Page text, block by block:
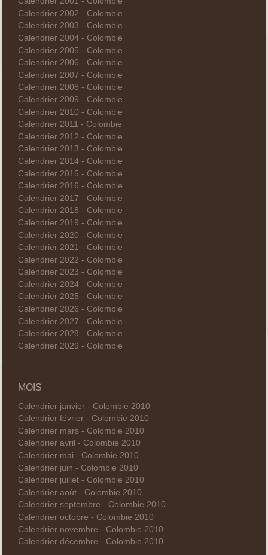
Calendrier 2002 - Colombie
Calendrier 2003 - Colombie
Calendrier 2004 - Colombie
Calendrier 2005 - Colombie
Calendrier 2006 - Colombie
Calendrier 2007 - Colombie
Calendrier 2008 - Colombie
Calendrier 2009 - Colombie
Calendrier 2010 - Colombie
Calendrier 2011 - Colombie
Calendrier 2012 - Colombie
Calendrier 2013 - Colombie
Calendrier 2014 - Colombie
Calendrier 2015 - Colombie
Calendrier 2016 - Colombie
Calendrier 2017 - Colombie
Calendrier 2018 - Colombie
Calendrier 2019 - Colombie
Calendrier 2020 - Colombie
Calendrier 2021 - Colombie
Calendrier 2022 - Colombie
Calendrier 2023 - Colombie
Calendrier 2024 - Colombie
Calendrier 2025 - Colombie
Calendrier 2026 - Colombie
Calendrier 2027 - Colombie
Calendrier 2028 - Colombie
Calendrier 2029 - Colombie
MOIS
Calendrier janvier - Colombie 2010
Calendrier février - Colombie 2010
Calendrier mars - Colombie 2010
Calendrier avril - Colombie 2010
Calendrier mai - Colombie 2010
Calendrier juin - Colombie 2010
Calendrier juillet - Colombie 2010
Calendrier août - Colombie 2010
Calendrier septembre - Colombie 2010
Calendrier octobre - Colombie 2010
Calendrier novembre - Colombie 2010
Calendrier décembre - Colombie 2010